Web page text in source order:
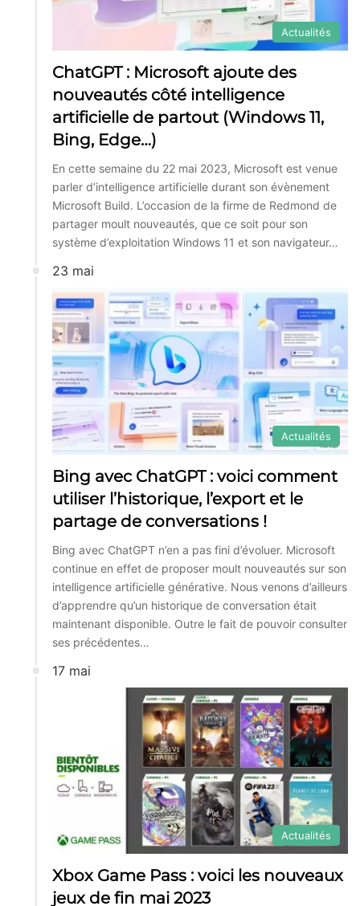
Actualités
ChatGPT : Microsoft ajoute des
nouveautés côté intelligence
artificielle de partout (Windows 11,
Bing, Edge…)
En cette semaine du 22 mai 2023, Microsoft est venue
parler d’intelligence artificielle durant son évènement
Microsoft Build. L’occasion de la firme de Redmond de
partager moult nouveautés, que ce soit pour son
système d’exploitation Windows 11 et son navigateur…
23 mai
Actualités
Bing avec ChatGPT : voici comment
utiliser l’historique, l’export et le
partage de conversations !
Bing avec ChatGPT n’en a pas fini d’évoluer. Microsoft
continue en effet de proposer moult nouveautés sur son
intelligence artificielle générative. Nous venons d’ailleurs
d’apprendre qu’un historique de conversation était
maintenant disponible. Outre le fait de pouvoir consulter
ses précédentes…
17 mai
Actualités
Xbox Game Pass : voici les nouveaux
jeux de fin mai 2023